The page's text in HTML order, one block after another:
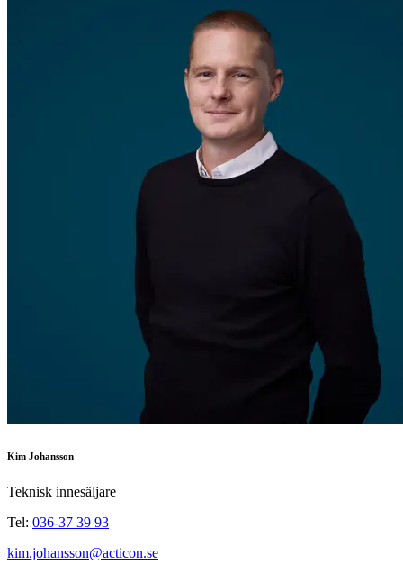
Kim Johansson
Teknisk innesäljare
Tel: 036-37 39 93
kim.johansson@acticon.se